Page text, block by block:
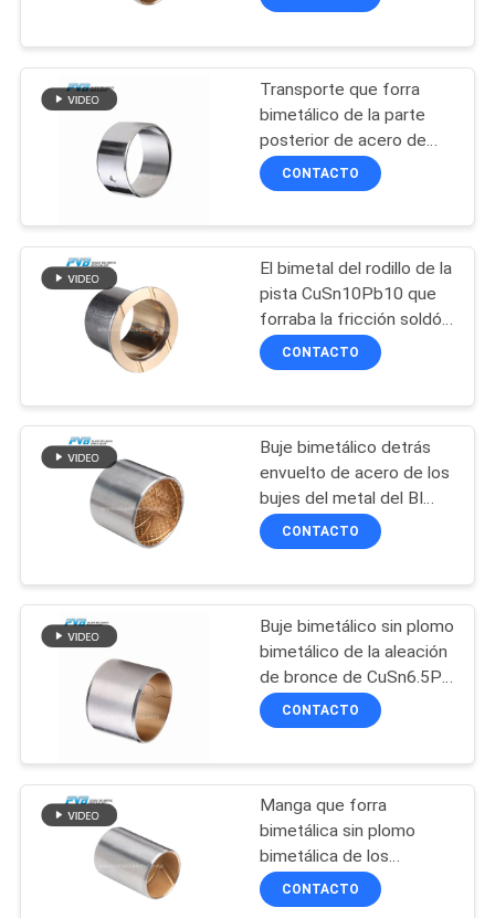
FÁBRICA
CONTROL
CALIDAD
CONTACTA
NOSOTROS
NOTICIAS
CASOS
TRABAJO
MAPA
PRIVACY
POLICY
bronce envuelto
PTFE alineó el buje
POM Bushing
8
Buje bimetálico
11
acero SAE48
Transporte que forra
bimetálico de la parte
posterior de acero de
AlSn20Cu Tin Aluminum
Bearing Bimetal Bushings
CONTACTO
El bimetal del rodillo de la
pista CuSn10Pb10 que
forraba la fricción soldó
con autógena el buje
bimetálico del reborde
CONTACTO
Buje bimetálico detrás
envuelto de acero de los
bujes del metal del BI
CuPb6Sn6Zn3
CONTACTO
Buje bimetálico sin plomo
bimetálico de la aleación
de bronce de CuSn6.5P
que forra
CONTACTO
Manga que forra
bimetálica sin plomo
bimetálica de los
transportes CuSn8Ni del
ISO 3547
CONTACTO